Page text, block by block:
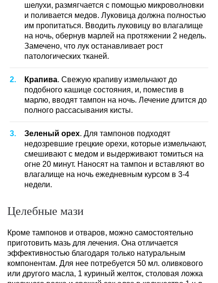
шелухи, размягчается с помощью микроволновки
и поливается медов. Луковица должна полностью
им пропитаться. Вводить луковицу во влагалище
на ночь, обернув марлей на протяжении 2 недель.
Замечено, что лук останавливает рост
патологических тканей.
Крапива. Свежую крапиву измельчают до
подобного кашице состояния, и, поместив в
марлю, вводят тампон на ночь. Лечение длится до
полного рассасывания кисты.
Зеленый орех. Для тампонов подходят
недозревшие грецкие орехи, которые измельчают,
смешивают с медом и выдерживают томиться на
огне 20 минут. Наносят на тампон и вставляют во
влагалище на ночь ежедневным курсом в 3-4
недели.
Целебные мази
Кроме тампонов и отваров, можно самостоятельно
приготовить мазь для лечения. Она отличается
эффективностью благодаря только натуральным
компонентам. Для нее потребуется 50 мл. оливкового
или другого масла, 1 куриный желток, столовая ложка